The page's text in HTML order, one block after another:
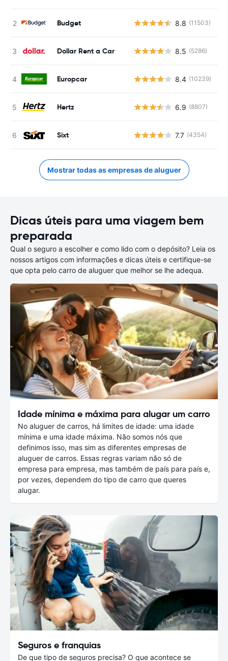
Budget 8.8 (11503)
Dollar Rent a Car 8.5 (5286)
Europcar 8.4 (10239)
Hertz 6.9 (8807)
Sixt 7.7 (4354)
Mostrar todas as empresas de aluguer
Dicas úteis para uma viagem bem
preparada
Qual o seguro a escolher e como lido com o depósito? Leia os
nossos artigos com informações e dicas úteis e certifique-se
que opta pelo carro de aluguer que melhor se lhe adequa.
Idade mínima e máxima para alugar um carro
No aluguer de carros, há limites de idade: uma idade
mínima e uma idade máxima. Não somos nós que
definimos isso, mas sim as diferentes empresas de
aluguer de carros. Essas regras variam não só de
empresa para empresa, mas também de país para país e,
por vezes, dependem do tipo de carro que queres
alugar.
Seguros e franquias
De que tipo de seguros precisa? O que acontece se